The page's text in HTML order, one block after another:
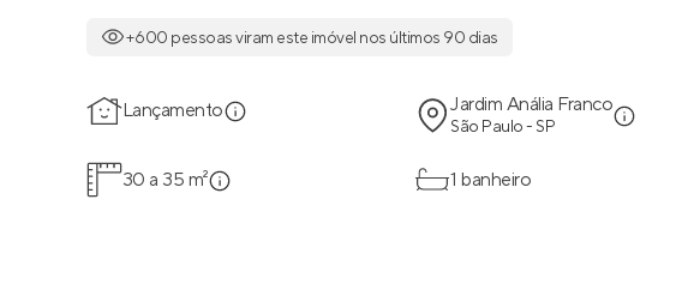
+600 pessoas viram este imóvel nos últimos 90 dias
Lançamento Jardim Anália Franco
São Paulo - SP
30 a 35 m² 1 banheiro